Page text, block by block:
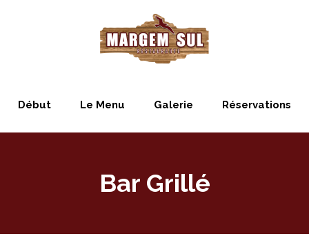
Début Le Menu Galerie Réservations
Bar Grillé